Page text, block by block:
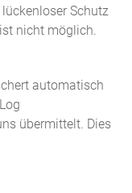
Schutz
nicht möglich.
automatisch
übermittelt. Dies